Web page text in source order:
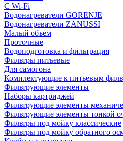
С Wi-Fi
Водонагреватели GORENJE
Водонагреватели ZANUSSI
Малый объем
Проточные
Водоподготовка и фильтрация
Фильтры питьевые
Для самогона
Комплектующие к питьевым
Фильтрующие элементы
Наборы картриджей
Фильтрующие элементы
Фильтрующие элементы тонкой
Фильтры под мойку классические
Фильтры под мойку обратного